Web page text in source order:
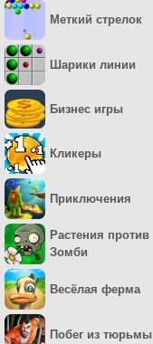
Меткий стрелок
Шарики линии
Бизнес игры
Кликеры
Приключения
Растения против
Зомби
Весёлая ферма
Побег из тюрьмы